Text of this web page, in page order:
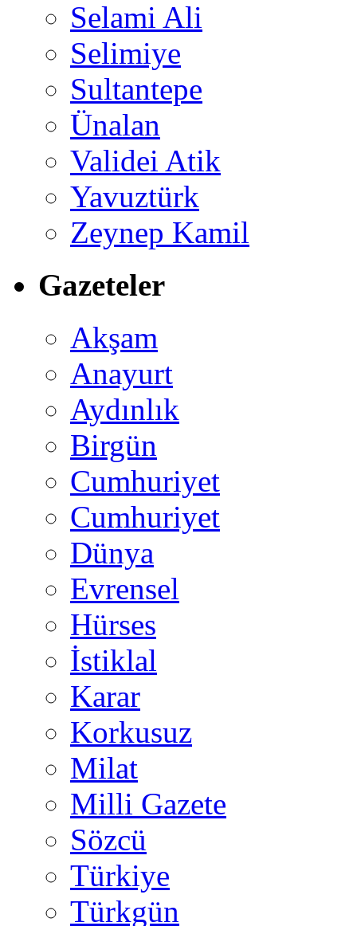
Selami Ali
Selimiye
Sultantepe
Ünalan
Validei Atik
Yavuztürk
Zeynep Kamil
Gazeteler
Akşam
Anayurt
Aydınlık
Birgün
Cumhuriyet
Cumhuriyet
Dünya
Evrensel
Hürses
İstiklal
Karar
Korkusuz
Milat
Milli Gazete
Sözcü
Türkiye
Türkgün